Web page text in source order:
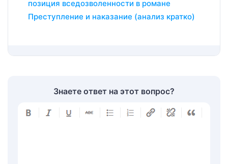
позиция вседозволенности в романе
Преступление и наказание (анализ кратко)
Знаете ответ на этот вопрос?